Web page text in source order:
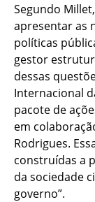
Segundo
apresentar as
políticas
gestor
dessas
Internacional
pacote de
em
Rodrigues.
construídas a
da sociedade
governo”.